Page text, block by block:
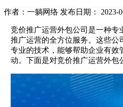
作者：一躺网络 发布日期： 2023-
竞价推广运营外包公司是一种专
推广运营的全方位服务。这些公
专业的技术，能够帮助企业有效
动。下面是对竞价推广运营外包